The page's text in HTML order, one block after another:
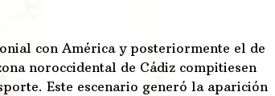
con América y posteriormente el de
noroccidental de Cádiz compitiesen
Este escenario generó la aparición